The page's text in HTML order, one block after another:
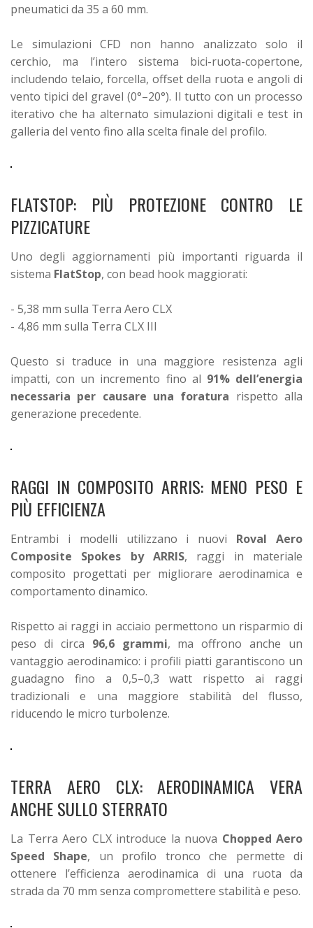
pneumatici da 35 a 60 mm.
Le simulazioni CFD non hanno analizzato solo il
cerchio, ma l’intero sistema bici-ruota-copertone,
includendo telaio, forcella, offset della ruota e angoli di
vento tipici del gravel (0°–20°). Il tutto con un processo
iterativo che ha alternato simulazioni digitali e test in
galleria del vento fino alla scelta finale del profilo.
FLATSTOP: PIÙ PROTEZIONE CONTRO LE
PIZZICATURE
Uno degli aggiornamenti più importanti riguarda il
sistema FlatStop, con bead hook maggiorati:
- 5,38 mm sulla Terra Aero CLX
- 4,86 mm sulla Terra CLX III
Questo si traduce in una maggiore resistenza agli
impatti, con un incremento fino al 91% dell’energia
necessaria per causare una foratura rispetto alla
generazione precedente.
RAGGI IN COMPOSITO ARRIS: MENO PESO E
PIÙ EFFICIENZA
Entrambi i modelli utilizzano i nuovi Roval Aero
Composite Spokes by ARRIS, raggi in materiale
composito progettati per migliorare aerodinamica e
comportamento dinamico.
Rispetto ai raggi in acciaio permettono un risparmio di
peso di circa 96,6 grammi, ma offrono anche un
vantaggio aerodinamico: i profili piatti garantiscono un
guadagno fino a 0,5–0,3 watt rispetto ai raggi
tradizionali e una maggiore stabilità del flusso,
riducendo le micro turbolenze.
TERRA AERO CLX: AERODINAMICA VERA
ANCHE SULLO STERRATO
La Terra Aero CLX introduce la nuova Chopped Aero
Speed Shape, un profilo tronco che permette di
ottenere l’efficienza aerodinamica di una ruota da
strada da 70 mm senza compromettere stabilità e peso.